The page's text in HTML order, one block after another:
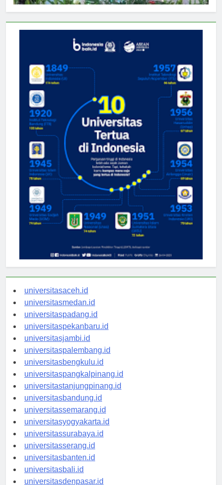
universitasaceh.id
universitasmedan.id
universitaspadang.id
universitaspekanbaru.id
universitasjambi.id
universitaspalembang.id
universitasbengkulu.id
universitaspangkalpinang.id
universitastanjungpinang.id
universitasbandung.id
universitassemarang.id
universitasyogyakarta.id
universitassurabaya.id
universitasserang.id
universitasbanten.id
universitasbali.id